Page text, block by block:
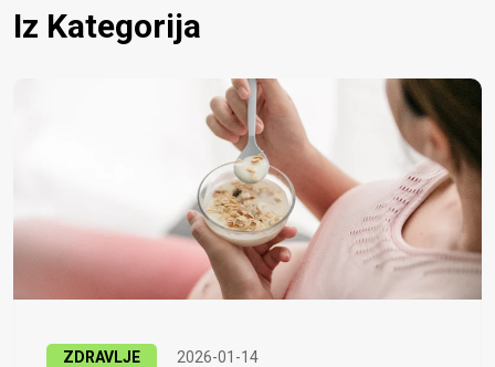
Iz Kategorija
ZDRAVLJE 2026-01-14